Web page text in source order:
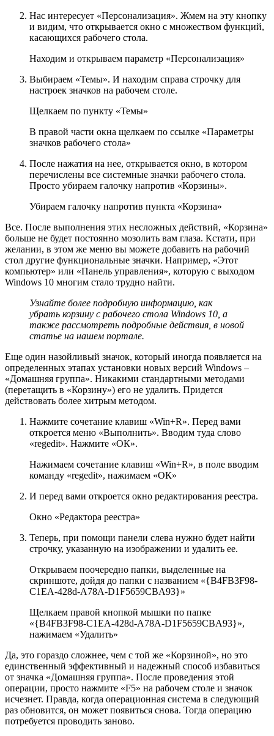
Нас интересует «Персонализация». Жмем на эту кнопку
и видим, что открывается окно с множеством функций,
касающихся рабочего стола.
Находим и открываем параметр «Персонализация»
Выбираем «Темы». И находим справа строчку для
настроек значков на рабочем столе.
Щелкаем по пункту «Темы»
В правой части окна щелкаем по ссылке «Параметры
значков рабочего стола»
После нажатия на нее, открывается окно, в котором
перечислены все системные значки рабочего стола.
Просто убираем галочку напротив «Корзины».
Убираем галочку напротив пункта «Корзина»
Все. После выполнения этих несложных действий, «Корзина»
больше не будет постоянно мозолить вам глаза. Кстати, при
желании, в этом же меню вы можете добавить на рабочий
стол другие функциональные значки. Например, «Этот
компьютер» или «Панель управления», которую с выходом
Windows 10 многим стало трудно найти.
Узнайте более подробную информацию, как
убрать корзину с рабочего стола Windows 10, а
также рассмотреть подробные действия, в новой
статье на нашем портале.
Еще один назойливый значок, который иногда появляется на
определенных этапах установки новых версий Windows –
«Домашняя группа». Никакими стандартными методами
(перетащить в «Корзину») его не удалить. Придется
действовать более хитрым методом.
Нажмите сочетание клавиш «Win+R». Перед вами
откроется меню «Выполнить». Вводим туда слово
«regedit». Нажмите «ОК».
Нажимаем сочетание клавиш «Win+R», в поле вводим
команду «regedit», нажимаем «ОК»
И перед вами откроется окно редактирования реестра.
Окно «Редактора реестра»
Теперь, при помощи панели слева нужно будет найти
строчку, указанную на изображении и удалить ее.
Открываем поочередно папки, выделенные на
скриншоте, дойдя до папки с названием «{B4FB3F98-
C1EA-428d-A78A-D1F5659CBA93}»
Щелкаем правой кнопкой мышки по папке
«{B4FB3F98-C1EA-428d-A78A-D1F5659CBA93}»,
нажимаем «Удалить»
Да, это гораздо сложнее, чем с той же «Корзиной», но это
единственный эффективный и надежный способ избавиться
от значка «Домашняя группа». После проведения этой
операции, просто нажмите «F5» на рабочем столе и значок
исчезнет. Правда, когда операционная система в следующий
раз обновится, он может появиться снова. Тогда операцию
потребуется проводить заново.